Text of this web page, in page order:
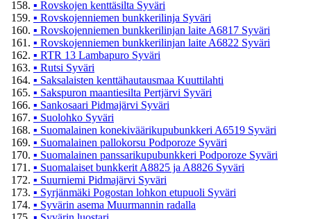
▪ Rovskojen kenttäsilta Syväri
▪ Rovskojenniemen bunkkerilinja Syväri
▪ Rovskojenniemen bunkkerilinjan laite A6817 Syväri
▪ Rovskojenniemen bunkkerilinjan laite A6822 Syväri
▪ RTR 13 Lambapuro Syväri
▪ Rutsi Syväri
▪ Saksalaisten kenttähautausmaa Kuuttilahti
▪ Sakspuron maantiesilta Pertjärvi Syväri
▪ Sankosaari Pidmajärvi Syväri
▪ Suolohko Syväri
▪ Suomalainen konekiväärikupubunkkeri A6519 Syväri
▪ Suomalainen pallokorsu Podporoze Syväri
▪ Suomalainen panssarikupubunkkeri Podporoze Syväri
▪ Suomalaiset bunkkerit A8825 ja A8826 Syväri
▪ Suurniemi Pidmajärvi Syväri
▪ Syrjänmäki Pogostan lohkon etupuoli Syväri
▪ Syvärin asema Muurmannin radalla